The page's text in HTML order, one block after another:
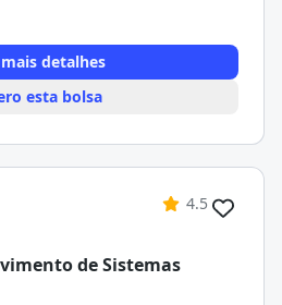
detalhes
esta bolsa
4.5
de Sistemas